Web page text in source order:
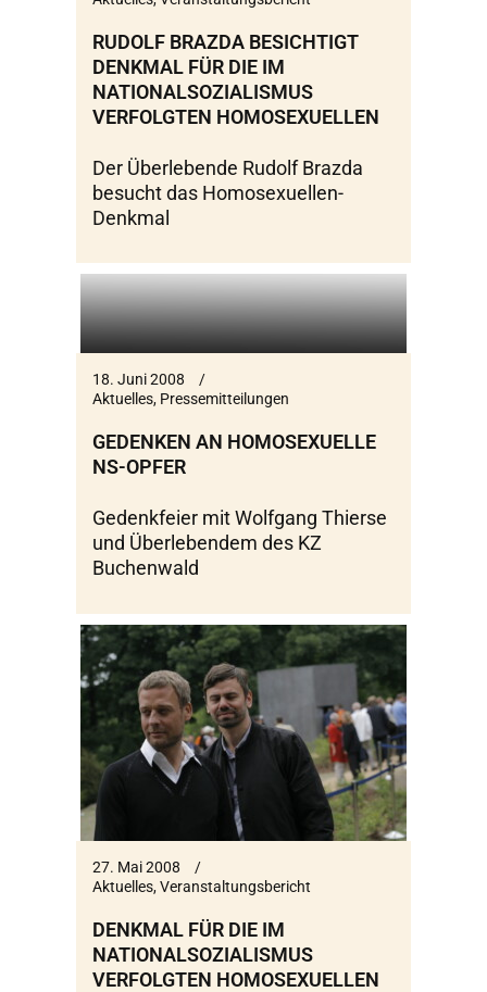
RUDOLF BRAZDA BESICHTIGT
DENKMAL FÜR DIE IM
NATIONALSOZIALISMUS
VERFOLGTEN HOMOSEXUELLEN
Der Überlebende Rudolf Brazda
besucht das Homosexuellen-
Denkmal
18. Juni 2008
Aktuelles, Pressemitteilungen
GEDENKEN AN HOMOSEXUELLE
NS-OPFER
Gedenkfeier mit Wolfgang Thierse
und Überlebendem des KZ
Buchenwald
27. Mai 2008
Aktuelles,Veranstaltungsbericht
DENKMAL FÜR DIE IM
NATIONALSOZIALISMUS
VERFOLGTEN HOMOSEXUELLEN